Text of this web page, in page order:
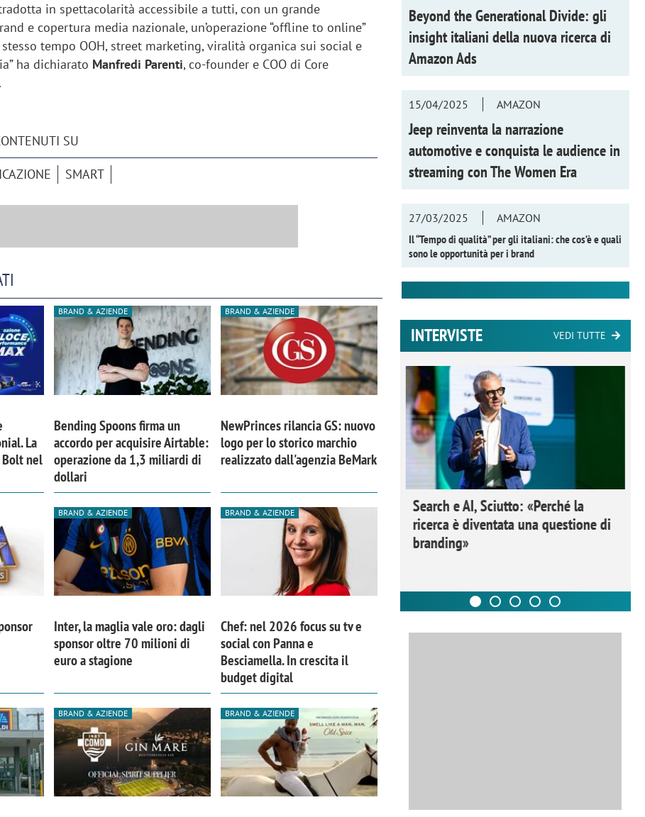
in spettacolarità accessibile a tutti, con un grande
e copertura media nazionale, un’operazione “offline to online”
tempo OOH, street marketing, viralità organica sui social e
ha dichiarato Manfredi Parenti, co-founder e COO di Core
SU
SMART
La
nel
BRAND & AZIENDE
Bending Spoons firma un
accordo per acquisire Airtable:
operazione da 1,3 miliardi di
dollari
BRAND & AZIENDE
NewPrinces rilancia GS: nuovo
logo per lo storico marchio
realizzato dall'agenzia BeMark
BRAND & AZIENDE
Inter, la maglia vale oro: dagli
sponsor oltre 70 milioni di
euro a stagione
BRAND & AZIENDE
Chef: nel 2026 focus su tv e
social con Panna e
Besciamella. In crescita il
budget digital
BRAND & AZIENDE BRAND & AZIENDE
Beyond the Generational Divide: gli
insight italiani della nuova ricerca di
Amazon Ads
15/04/2025 AMAZON
Jeep reinventa la narrazione
automotive e conquista le audience in
streaming conThe Women Era
27/03/2025
AMAZON
Il “Tempo di qualità” per gli italiani: che cos’è e quali
sono le opportunità per i brand
INTERVISTE VEDI TUTTE
Viora di Deloitte Digital:
resta centrale, l’AI deve
il talento»
Ricerche di mercato. Neri, Ipsos
Doxa: «Non basta più descrivere i
fenomeni: bisogna comprenderli e
tradurli in azioni»
Search e AI, Sciutto: «Perché la
ricerca è diventata una questione di
branding»